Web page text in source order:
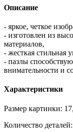
Описание
- яркое, четкое
- изготовлен из
материалов,
- жесткая стильная
- пазлы
внимательности и
Характеристики
Размер картинки:
Количество